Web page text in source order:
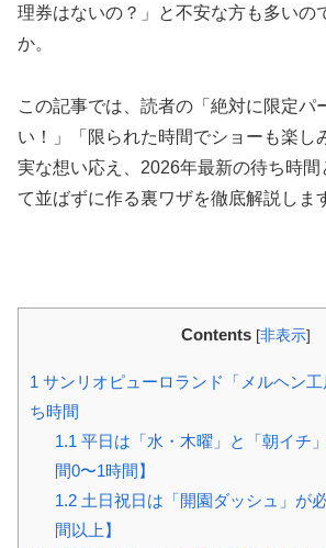
理券はないの？」と不安な方も多いの
か。
この記事では、読者の「絶対に限定パ
い！」「限られた時間でショーも楽し
実な想い応え、2026年最新の待ち時間
て並ばずに作る裏ワザを徹底解説しま
Contents [非表示]
1 サンリオピューロランド「メルヘン
ち時間
1.1 平日は「水・木曜」と「朝イチ
間0〜1時間】
1.2土日祝日は「開園ダッシュ」が
間以上】